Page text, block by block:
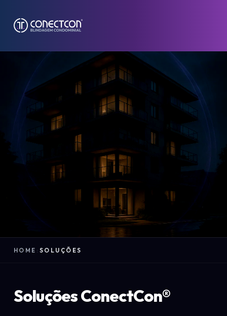
HOME : SOLUÇÕES
Soluções ConectCon®